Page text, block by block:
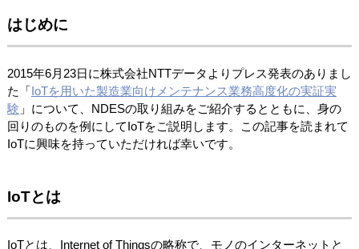
はじめに
2015年6月23日に株式会社NTTデータよりプレス発表のありまし
た「IoTを用いた製造業向けメンテナンス業務高度化の実証実
験 」について、NDESの取り組みをご紹介するとともに、身の
回りのものを例にしてIoTをご説明します。この記事を読まれて
IoTに興味を持っていただければ幸いです。
IoTとは
IoTとは、Internet of Thingsの略称で、モノのインターネットと